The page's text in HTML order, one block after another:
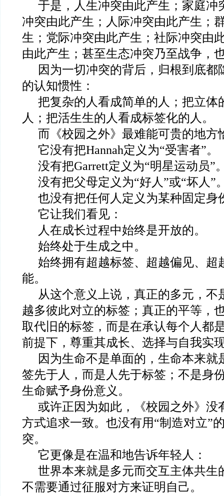
于是，人生冲突由此产生；家庭冲
冲突由此产生；人际冲突由此产生；
生；党际冲突由此产生；社际冲突由
由此产生；甚至生态冲突乃至战争，
因为一切冲突的背后，归根到底都
的认知惯性：
把复杂的人看成简单的人；把立体
人；把活生生的人看成标签化的人。
而《校园之外》最难能可贵的地方
它没有把Hannah定义为“受害者”。
没有把Garrett定义为“明星运动员”
没有把父母定义为“好人”或“坏人”
也没有把任何人定义为某种固定身
它让我们看见：
人在成长过程中始终是开放的。
始终处于生成之中。
始终拥有超越标签、超越偏见、超
能。
从这个意义上说，真正的多元，不
越多彼此对立的标签；真正的平等，
取代旧的标签，而是在承认每个人都
前提下，尊重其成长、选择与自我实
因为生命不是单面的，生命本来就
签先于人，而是人先于标签；不是身
生命赋予身份意义。
或许正因为如此，《校园之外》没
方式追求一致。也没有用“制造对立”
突。
它更像是在温和地告诉年轻人：
世界本来就是多元而交互主体共生
不需要通过征服对方来证明自己。